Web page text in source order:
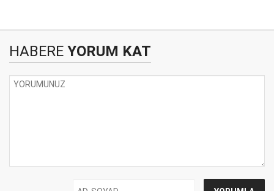
HABERE YORUM KAT